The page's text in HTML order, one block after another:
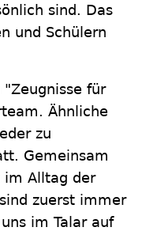
sind. Das
und Schülern
"Zeugnisse für
Ähnliche
zu
Gemeinsam
im Alltag der
zuerst immer
im Talar auf